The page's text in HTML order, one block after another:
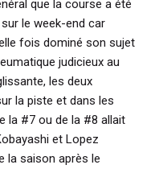
que la course a été
le week-end car
fois dominé son sujet
judicieux au
les deux
la piste et dans les
la #7 ou de la #8 allait
et Lopez
la saison après le